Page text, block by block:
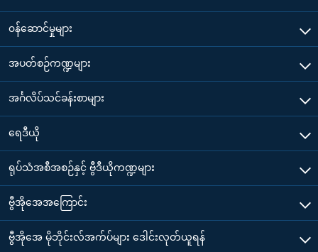
၀န်ဆောင်မှုများ
အပတ်စဉ်ကဏ္ဍများ
အင်္ဂလိပ်သင်ခန်းစာများ
ရေဒီယို
ရုပ်သံအစီအစဉ်နှင့် ဗွီဒီယိုကဏ္ဍများ
ဗွီအိုအေအကြောင်း
ဗွီအိုအေ မိုဘိုင်းလ်အက်ပ်များ ဒေါင်းလုတ်ယူရန်